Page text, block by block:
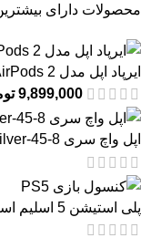
محصولات دارای بیشترین
ایرپاد اپل مدل AirPods 2
9,899,000
اپل واچ سری 8-45-silver
پلی استیشن 5 اسلیم استاندارد 2016